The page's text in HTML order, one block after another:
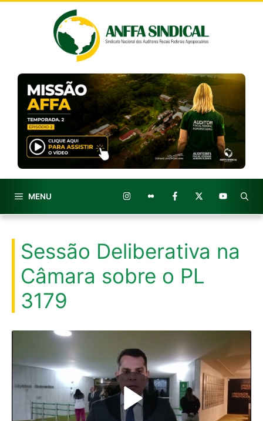
MENU
Sessão Deliberativa na
Câmara sobre o PL
3179